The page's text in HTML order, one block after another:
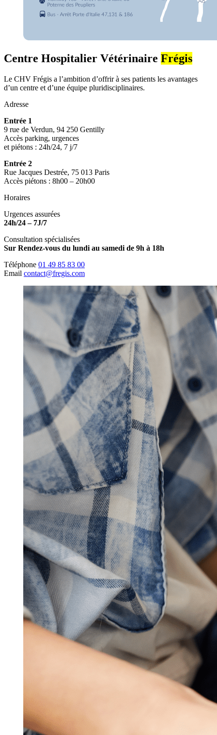
Centre Hospitalier Vétérinaire Frégis
Le CHV Frégis a l’ambition d’offrir à ses patients les avantages
d’un centre et d’une équipe pluridisciplinaires.
Adresse
Entrée 1
9 rue de Verdun, 94 250 Gentilly
Accès parking, urgences
et piétons : 24h/24, 7 j/7
Entrée 2
Rue Jacques Destrée, 75 013 Paris
Accès piétons : 8h00 – 20h00
Horaires
Urgences assurées
24h/24 – 7J/7
Consultation spécialisées
Sur Rendez-vous du lundi au samedi de 9h à 18h
Téléphone 01 49 85 83 00
Email contact@fregis.com